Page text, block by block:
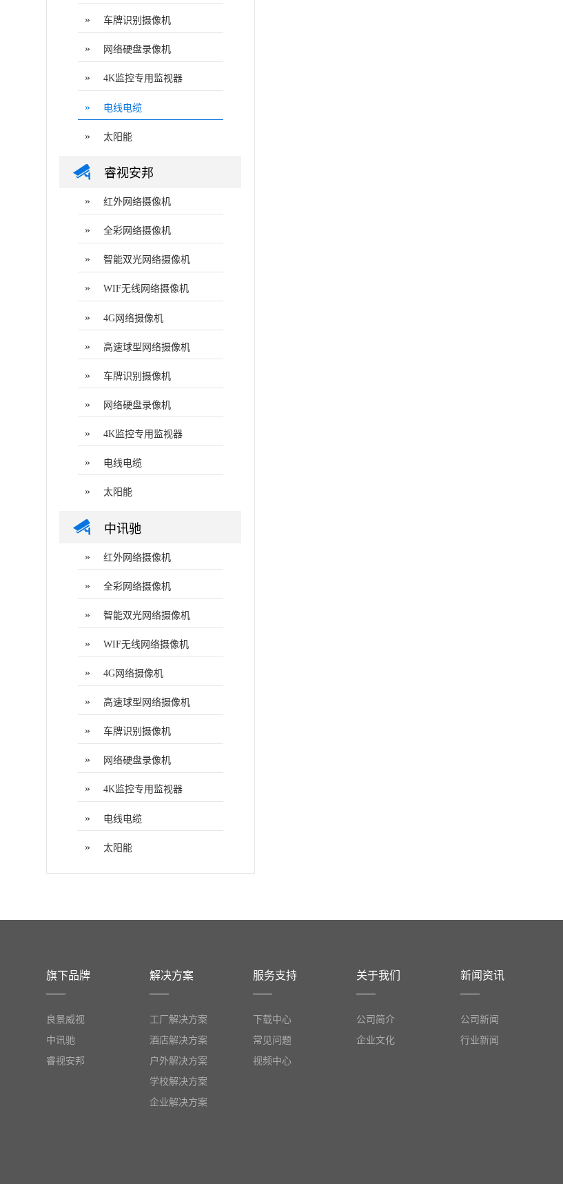
» 车牌识别摄像机
» 网络硬盘录像机
» 4K监控专用监视器
» 电线电缆
» 太阳能
睿视安邦
» 红外网络摄像机
» 全彩网络摄像机
» 智能双光网络摄像机
» WIF无线网络摄像机
» 4G网络摄像机
» 高速球型网络摄像机
» 车牌识别摄像机
» 网络硬盘录像机
» 4K监控专用监视器
» 电线电缆
» 太阳能
中讯驰
» 红外网络摄像机
» 全彩网络摄像机
» 智能双光网络摄像机
» WIF无线网络摄像机
» 4G网络摄像机
» 高速球型网络摄像机
» 车牌识别摄像机
» 网络硬盘录像机
» 4K监控专用监视器
» 电线电缆
» 太阳能
旗下品牌
良景威视
中讯驰
睿视安邦
解决方案
工厂解决方案
酒店解决方案
户外解决方案
学校解决方案
企业解决方案
服务支持
下载中心
常见问题
视频中心
关于我们
公司简介
企业文化
新闻资讯
公司新闻
行业新闻